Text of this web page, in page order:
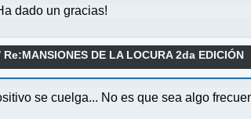
dado un gracias!
Re:MANSIONES DE LA LOCURA 2da EDICIÓN
se cuelga... No es que sea algo